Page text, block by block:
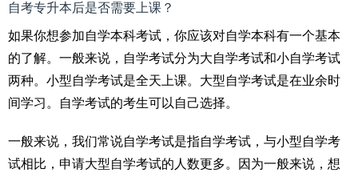
自考专升本后是否需要上课？
如果你想参加自学本科考试，你应该对自学本科有一个基本
的了解。一般来说，自学考试分为大自学考试和小自学考试
两种。小型自学考试是全天上课。大型自学考试是在业余时
间学习。自学考试的考生可以自己选择。
一般来说，我们常说自学考试是指自学考试，与小型自学考
试相比，申请大型自学考试的人数更多。因为一般来说，想